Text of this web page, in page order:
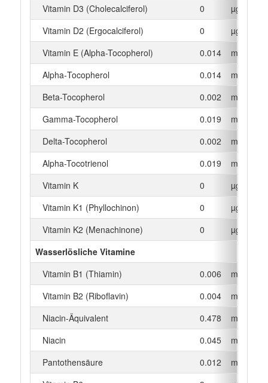
Vitamin D3 (Cholecalciferol)
0
µg
Vitamin D2 (Ergocalciferol)
0
µg
Vitamin E (Alpha-Tocopherol)
0.014
mg
Alpha‑Tocopherol
0.014
mg
Beta-Tocopherol
0.002
mg
Gamma-Tocopherol
0.019
mg
Delta-Tocopherol
0.002
mg
Alpha-Tocotrienol
0.019
mg
Vitamin K
0
µg
Vitamin K1 (Phyllochinon)
0
µg
Vitamin K2 (Menachinone)
0
µg
Wasserlösliche Vitamine
Vitamin B1 (Thiamin)
0.006
mg
Vitamin B2 (Riboflavin)
0.004
mg
Niacin-Äquivalent
0.478
mg
Niacin
0.045
mg
Pantothensäure
0.012
mg